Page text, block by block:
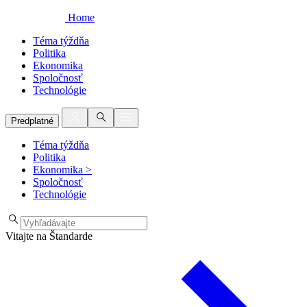
Home
Téma týždňa
Politika
Ekonomika
Spoločnosť
Technológie
Predplatné
Téma týždňa
Politika
Ekonomika >
Spoločnosť
Technológie
Vitajte na Štandarde